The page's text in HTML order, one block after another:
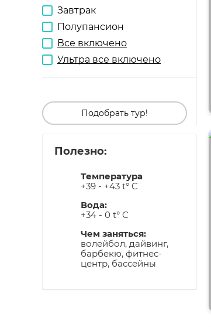
Завтрак
Полупансион
Все включено
Ультра все включено
Подобрать тур!
Полезно:
Температура
+39 - +43 t° C
Вода:
+34 - 0 t° C
Чем заняться:
волейбол, дайвинг,
барбекю, фитнес-
центр, бассейны